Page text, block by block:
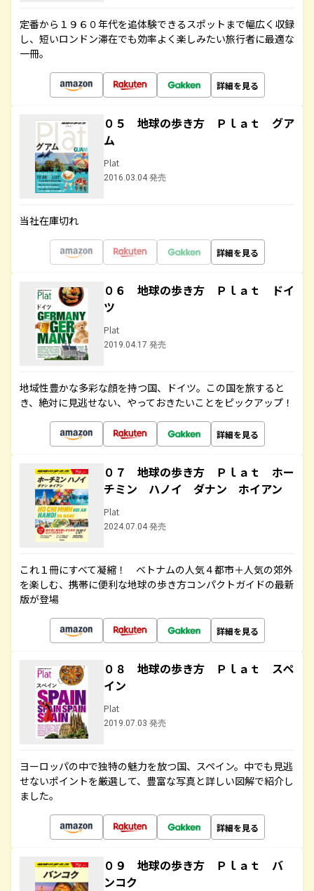
定番から１９６０年代を追体験できるスポットまで幅広く収録
し、短いロンドン滞在でも効率よく楽しみたい旅行者に最適な
一冊。
詳細を見る
０５ 地球の歩き方 Ｐｌａｔ グア
ム
Plat
2016.03.04 発売
当社在庫切れ
詳細を見る
０６ 地球の歩き方 Ｐｌａｔ ドイ
ツ
Plat
2019.04.17 発売
地域性豊かな多彩な顔を持つ国、ドイツ。この国を旅すると
き、絶対に見逃せない、やっておきたいことをピックアップ！
詳細を見る
０７ 地球の歩き方 Ｐｌａｔ ホー
チミン ハノイ ダナン ホイアン
Plat
2024.07.04 発売
これ１冊にすべて凝縮！ ベトナムの人気４都市＋人気の郊外
を楽しむ、携帯に便利な地球の歩き方コンパクトガイドの最新
版が登場
詳細を見る
０８ 地球の歩き方 Ｐｌａｔ スペ
イン
Plat
2019.07.03 発売
ヨーロッパの中で独特の魅力を放つ国、スペイン。中でも見逃
せないポイントを厳選して、豊富な写真と詳しい図解で紹介し
ました。
詳細を見る
０９ 地球の歩き方 Ｐｌａｔ バ
ンコク